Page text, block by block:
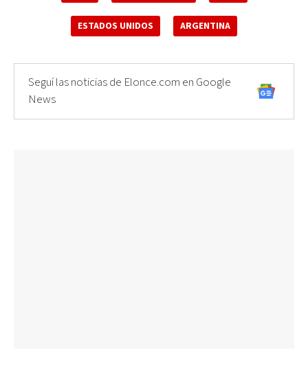
ESTADOS UNIDOS ARGENTINA
Seguí las noticias de Elonce.com en Google
News